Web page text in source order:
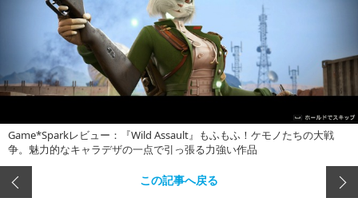
Game*Sparkレビュー：『Wild Assault』もふもふ！ケモノたちの大戦
争。魅力的なキャラデザの一点で引っ張る力強い作品
この記事へ戻る